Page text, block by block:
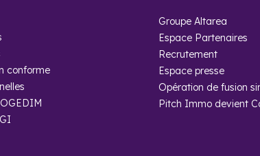
?
habitants (source : Insee). La répartition par tranche
une population variée.
programme neuf à Vanves avec
conforme
Groupe Altarea
Espace Partenaires
Recrutement
Espace presse
Opération de fusion
Pitch Immo devient